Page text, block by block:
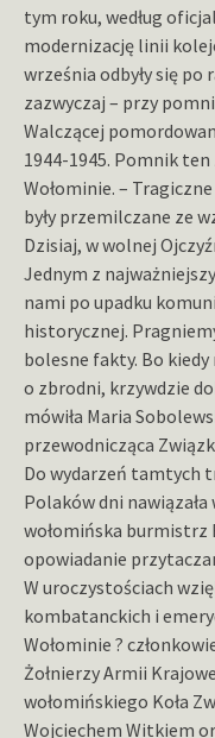
tym roku, według
modernizację linii
września odbyły się
zazwyczaj – przy
Walczącej
1944-1945. Pomnik
Wołominie. –
były przemilczane ze
Dzisiaj, w wolnej
Jednym z
nami po upadku
historycznej.
bolesne fakty. Bo
o zbrodni, krzywdzie
mówiła Maria
przewodnicząca
Do wydarzeń tamtych
Polaków dni
wołomińska burmistrz
opowiadanie
W uroczystościach
kombatanckich i
Wołominie ?
Żołnierzy Armii
wołomińskiego Koła
Wojciechem Witkiem